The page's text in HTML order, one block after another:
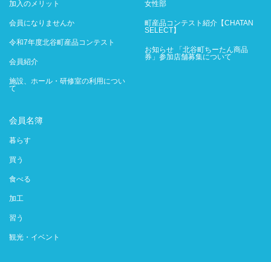
加入のメリット
会員になりませんか
令和7年度北谷町産品コンテスト
会員紹介
施設、ホール・研修室の利用につい
て
女性部
町産品コンテスト紹介【CHATAN
SELECT】
お知らせ 「北谷町ちーたん商品
券」参加店舗募集について
会員名簿
暮らす
買う
食べる
加工
習う
観光・イベント